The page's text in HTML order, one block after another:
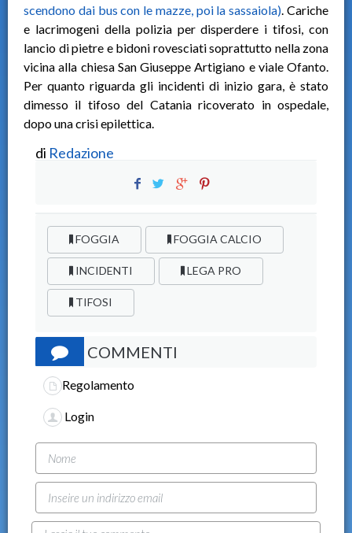
scendono dai bus con le mazze, poi la sassaiola). Cariche
e lacrimogeni della polizia per disperdere i tifosi, con
lancio di pietre e bidoni rovesciati soprattutto nella zona
vicina alla chiesa San Giuseppe Artigiano e viale Ofanto.
Per quanto riguarda gli incidenti di inizio gara, è stato
dimesso il tifoso del Catania ricoverato in ospedale,
dopo una crisi epilettica.
di Redazione
FOGGIA FOGGIA CALCIO
INCIDENTI LEGA PRO
TIFOSI
COMMENTI
Regolamento
Login